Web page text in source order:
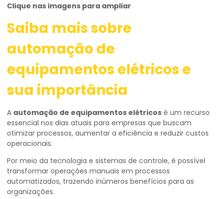
Clique nas imagens para ampliar
Saiba mais sobre
automação de
equipamentos elétricos e
sua importância
A automação de equipamentos elétricos é um recurso
essencial nos dias atuais para empresas que buscam
otimizar processos, aumentar a eficiência e reduzir custos
operacionais.
Por meio da tecnologia e sistemas de controle, é possível
transformar operações manuais em processos
automatizados, trazendo inúmeros benefícios para as
organizações.